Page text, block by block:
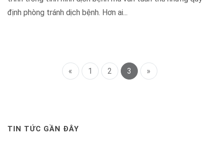
định phòng tránh dịch bệnh. Hơn ai...
« 1 2 3 »
TIN TỨC GẦN ĐÂY